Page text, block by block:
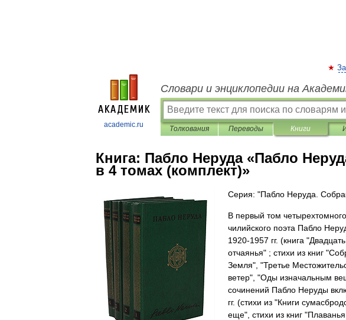
academic.ru
Словари и энциклопедии на
Толкования Переводы Книги
Книга: Пабло Неруда «Пабло
в 4 томах (комплект)»
Серия: "Пабло Неруда.
В первый том
чилийского поэта Пабло
1920-1957 гг. (книга
отчаянья" ; стихи из книг
Земля", "Третье
ветер", "Оды изначальным
сочинений Пабло Неруды
гг. (стихи из "Книги
еще", стихи из книг